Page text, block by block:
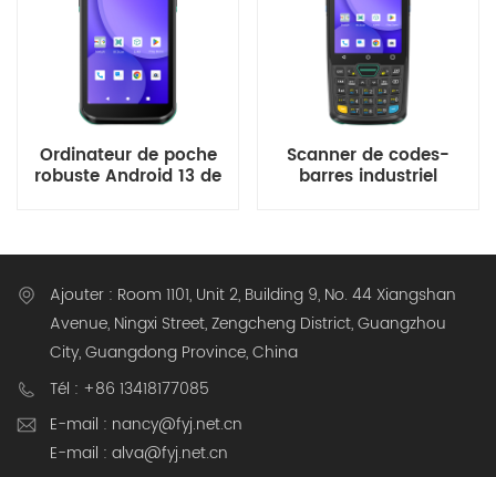
Ordinateur de poche
robuste Android 13 de
Scanner de codes-
barres industriel
Ajouter : Room 1101, Unit 2, Building 9, No. 44 Xiangshan
Avenue, Ningxi Street, Zengcheng District, Guangzhou
City, Guangdong Province, China
Tél : +86 13418177085
E-mail : nancy@fyj.net.cn
E-mail : alva@fyj.net.cn